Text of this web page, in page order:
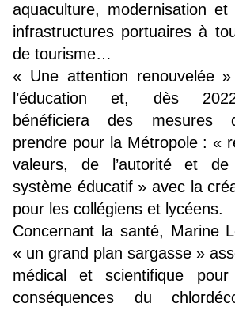
aquaculture, modernisation et
infrastructures portuaires à
de tourisme…
« Une attention renouvelée
l’éducation et, dès
bénéficiera des mesures
prendre pour la Métropole : «
valeurs, de l’autorité et de
système éducatif » avec la
pour les collégiens et lycéens.
Concernant la santé, Marine
« un grand plan sargasse »
médical et scientifique
conséquences du